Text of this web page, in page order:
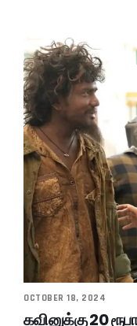
OCTOBER 18, 2024
கவினுக்கு 20